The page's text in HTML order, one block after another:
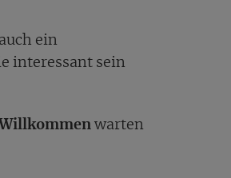
ein
interessant sein
warten